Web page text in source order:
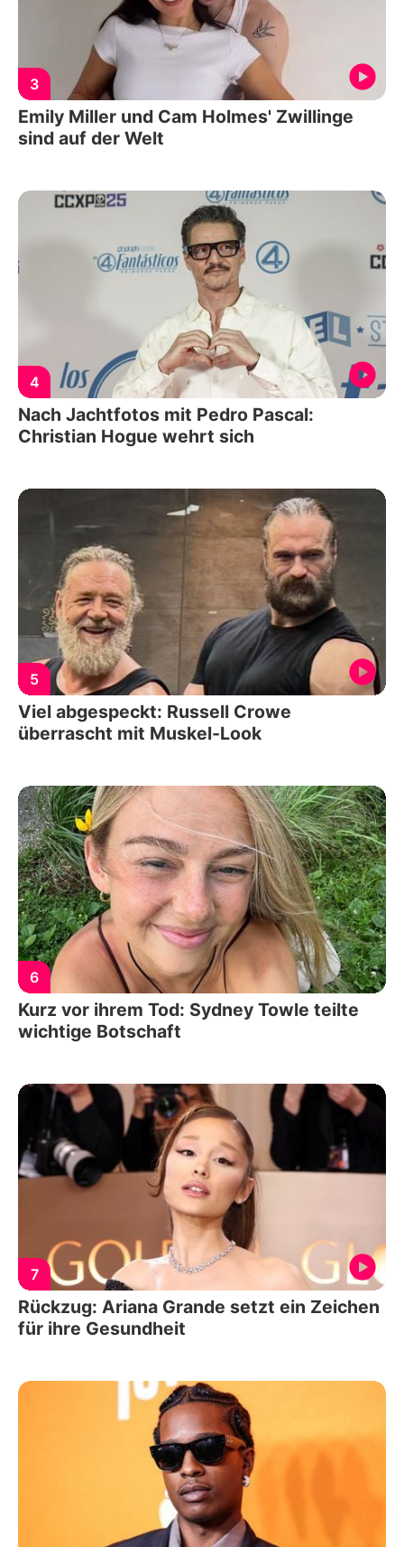
3
Emily Miller und Cam Holmes' Zwillinge
sind auf der Welt
4
Nach Jachtfotos mit Pedro Pascal:
Christian Hogue wehrt sich
5
Viel abgespeckt: Russell Crowe
überrascht mit Muskel-Look
6
Kurz vor ihrem Tod: Sydney Towle teilte
wichtige Botschaft
7
Rückzug: Ariana Grande setzt ein Zeichen
für ihre Gesundheit